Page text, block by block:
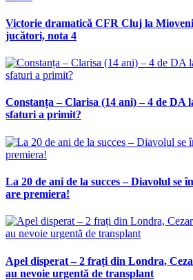
Victorie dramatică CFR Cluj la
jucători, nota 4
Constanța – Clarisa (14 ani) – 4 de DA
sfaturi a primit?
La 20 de ani de la succes – Diavolul se
are premiera!
Apel disperat – 2 frați din Londra,
au nevoie urgentă de transplant